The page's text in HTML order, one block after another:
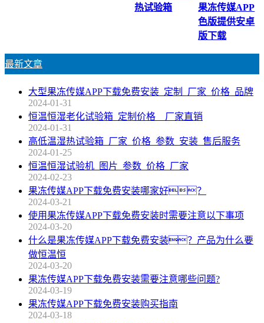
热试验箱
果冻传媒APP
色版提供安卓
版下载
最新文章
大型果冻传媒APP下载免费安装_定制_厂家_价格_品牌
2024-01-31
恒温恒湿老化试验箱_定制价格__厂家直销
2024-01-31
高低温湿热试验箱_厂家_价格_参数_安装_售后服务
2024-01-25
恒温恒湿试验机_图片_参数_价格_厂家
2024-02-23
果冻传媒APP下载免费安装哪家好？
2024-03-21
使用果冻传媒APP下载免费安装时需要注意以下事项
2024-03-20
什么是果冻传媒APP下载免费安装？产品为什么要
做恒温恒
2024-03-20
果冻传媒APP下载免费安装需要注意哪些问题?
2024-03-19
果冻传媒APP下载免费安装购买指南
2024-03-18